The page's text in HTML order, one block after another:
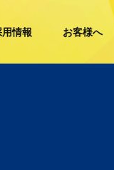
用情報 お客様へ